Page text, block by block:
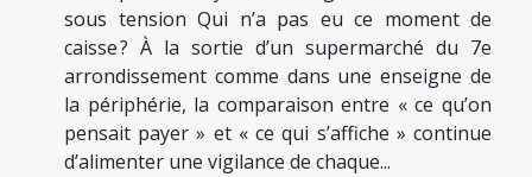
sous tension Qui n’a pas eu ce moment de
caisse ? À la sortie d’un supermarché du 7e
arrondissement comme dans une enseigne de
la périphérie, la comparaison entre « ce qu’on
pensait payer » et « ce qui s’affiche » continue
d’alimenter une vigilance de chaque...